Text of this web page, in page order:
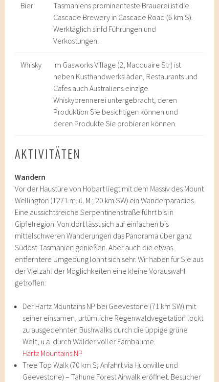
Bier
Tasmaniens prominenteste Brauerei ist die
Cascade Brewery in Cascade Road (6 km S).
Werktäglich sinfd Führungen und
Verkostungen.
Whisky
Im Gasworks Village (2, Macquaire Str) ist
neben Kusthandwerksläden, Restaurants und
Cafes auch Australiens einzige
Whiskybrennerei untergebracht, deren
Produktion Sie besichtigen können und
deren Produkte Sie probieren können.
AKTIVITÄTEN
Wandern
Vor der Haustüre von Hobart liegt mit dem Massiv des Mount
Wellington (1271 m. ü. M.; 20 km SW) ein Wanderparadies.
Eine aussichtsreiche Serpentinenstraße führt bis in
Gipfelregion. Von dort lässt sich auf einfachen bis
mittelschweren Wanderungen das Panorama über ganz
Südost-Tasmanien genießen. Aber auch die etwas
entferntere Umgebung lohnt sich sehr. Wir haben für Sie aus
der Vielzahl der Möglichkeiten eine kleine Vorauswahl
getroffen:
Der Hartz Mountains NP bei Geevestone (71 km SW) mit
seiner einsamen, urtümliche Regenwaldvegetation lockt
zu ausgedehnten Bushwalks durch die üppige grüne
Welt, u.a. durch Wälder voller Farnbäume.
Hartz Mountains NP
Tree Top Walk (70 km S; Anfahrt via Huonville und
Geevestone) – Tahune Forest Airwalk eröffnet. Besucher